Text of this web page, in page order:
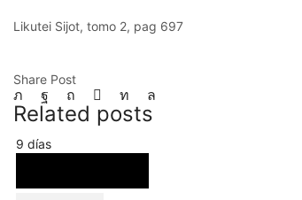
Likutei Sijot, tomo 2, pag 697
Share Post
Related posts
9 días